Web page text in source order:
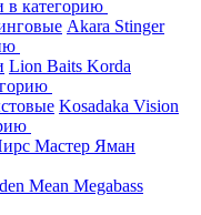
в категорию
Akara Stinger
Lion Baits Korda
Kosadaka Vision
Мастер Яман
Mean Megabass